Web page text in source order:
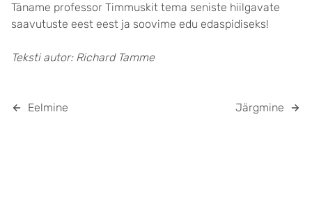
Täname professor Timmuskit tema seniste hiilgavate
saavutuste eest eest ja soovime edu edaspidiseks!
Teksti autor: Richard Tamme
Eelmine Järgmine